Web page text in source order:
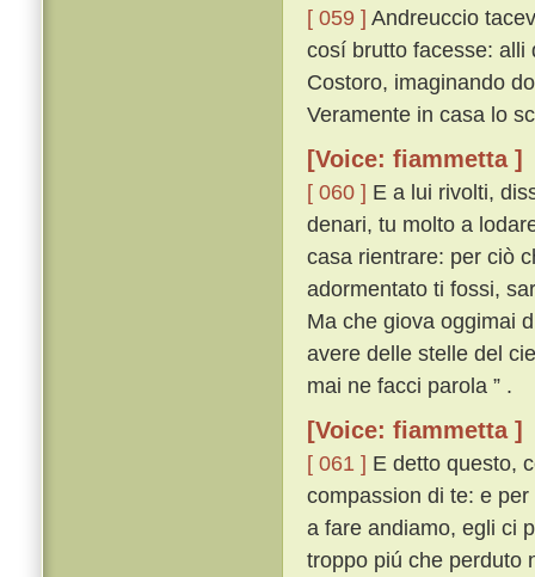
[ 059 ] Andreuccio
cosí brutto facesse: alli
Costoro, imaginando
Veramente in casa lo
[Voice: fiammetta ]
[ 060 ] E a lui rivolti,
denari, tu molto a
casa rientrare: per ciò
adormentato ti fossi,
Ma che giova oggimai
avere delle stelle del
mai ne facci parola ” .
[Voice: fiammetta ]
[ 061 ] E detto questo,
compassion di te: e
a fare andiamo, egli ci
troppo piú che perduto